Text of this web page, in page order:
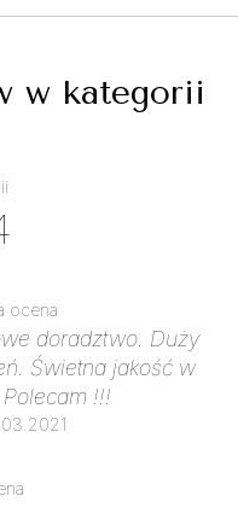
w kategorii
ocena
doradztwo. Duży
Świetna jakość w
!!!